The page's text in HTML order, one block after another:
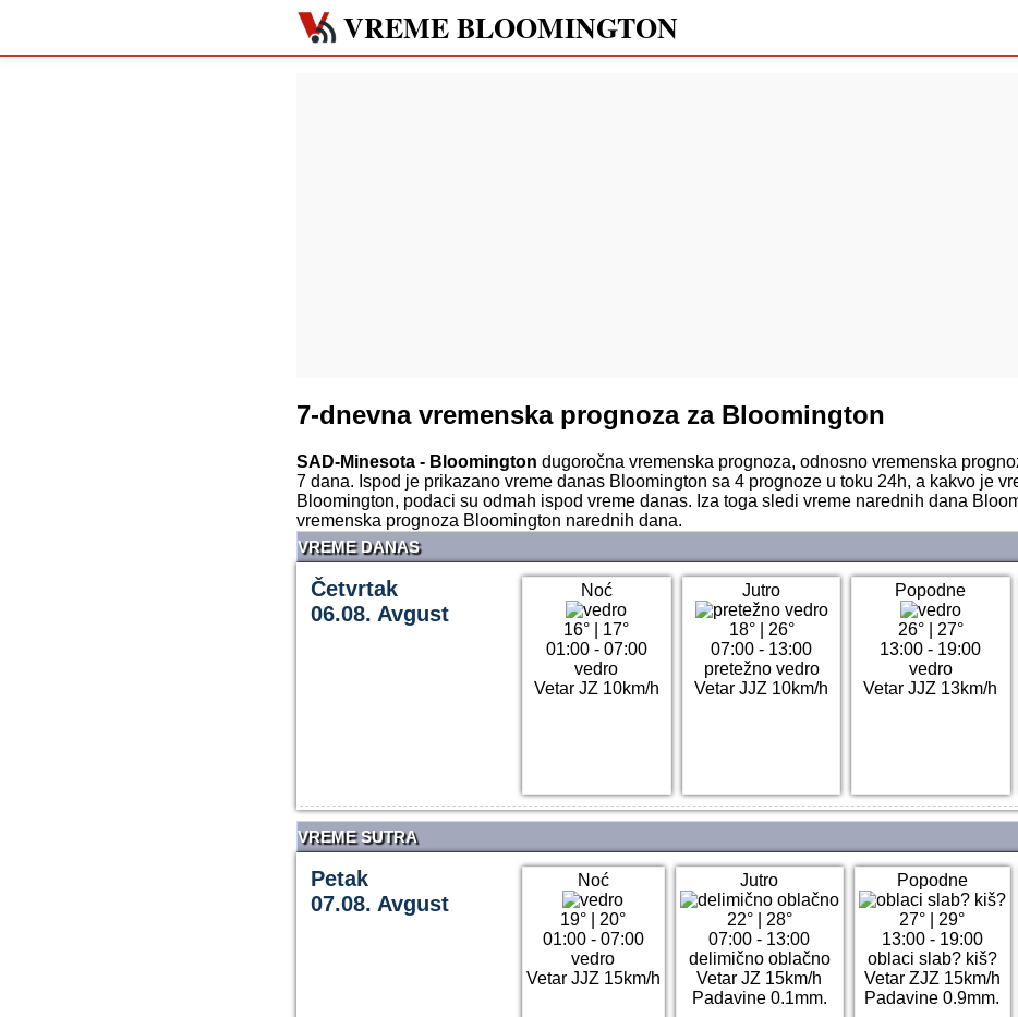
VREME BLOOMINGTON
7-dnevna vremenska prognoza za Bloomington
SAD-Minesota - Bloomington dugoročna vremenska prognoza, odnosno vremenska
7 dana. Ispod je prikazano vreme danas Bloomington sa 4 prognoze u toku 24h, a kakvo je
Bloomington, podaci su odmah ispod vreme danas. Iza toga sledi vreme narednih dana
vremenska prognoza Bloomington narednih dana.
VREME DANAS
Četvrtak
06.08. Avgust
Noć
16°
17°
01:00 - 07:00
vedro
Vetar JZ 10km/h
Jutro
18°| 26°
07:00 - 13:00
pretežno vedro
Vetar JJZ 10km/h
Popodne
26°| 27°
13:00 - 19:00
vedro
Vetar JJZ 13km/h
VREME SUTRA
Petak
07.08. Avgust
Noć
19°
20°
01:00 - 07:00
vedro
Vetar JJZ 15km/h
Jutro
22°| 28°
07:00 - 13:00
delimično oblačno
Vetar JZ 15km/h
Padavine 0.1mm.
Popodne
27°
29°
13:00 - 19:00
oblaci slab? kiš?
Vetar ZJZ 15km/h
Padavine 0.9mm.